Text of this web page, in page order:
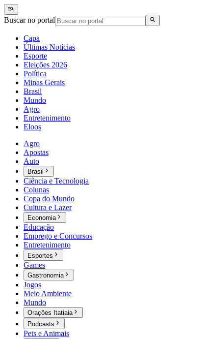
Buscar no portal
Capa
Últimas Notícias
Esporte
Eleições 2026
Política
Minas Gerais
Brasil
Mundo
Agro
Entretenimento
Eloos
Agro
Apostas
Auto
Brasil
Ciência e Tecnologia
Colunas
Copa do Mundo
Cultura e Lazer
Economia
Educação
Emprego e Concursos
Entretenimento
Esportes
Games
Gastronomia
Jogos
Meio Ambiente
Mundo
Orações Itatiaia
Podcasts
Pets e Animais